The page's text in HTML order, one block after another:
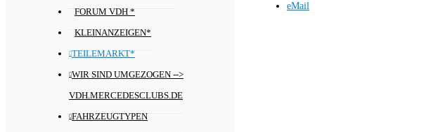
FORUM VDH *
KLEINANZEIGEN*
TEILEMARKT*
WIR SIND UMGEZOGEN -->
VDH.MERCEDESCLUBS.DE
FAHRZEUGTYPEN
eMail